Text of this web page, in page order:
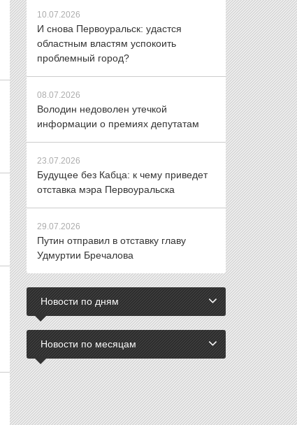
10.07.2026
И снова Первоуральск: удастся
областным властям успокоить
проблемный город?
08.07.2026
Володин недоволен утечкой
информации о премиях депутатам
23.07.2026
Будущее без Кабца: к чему приведет
отставка мэра Первоуральска
29.07.2026
Путин отправил в отставку главу
Удмуртии Бречалова
Новости по дням
Новости по месяцам